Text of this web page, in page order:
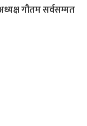
गौतम सर्वसम्मत